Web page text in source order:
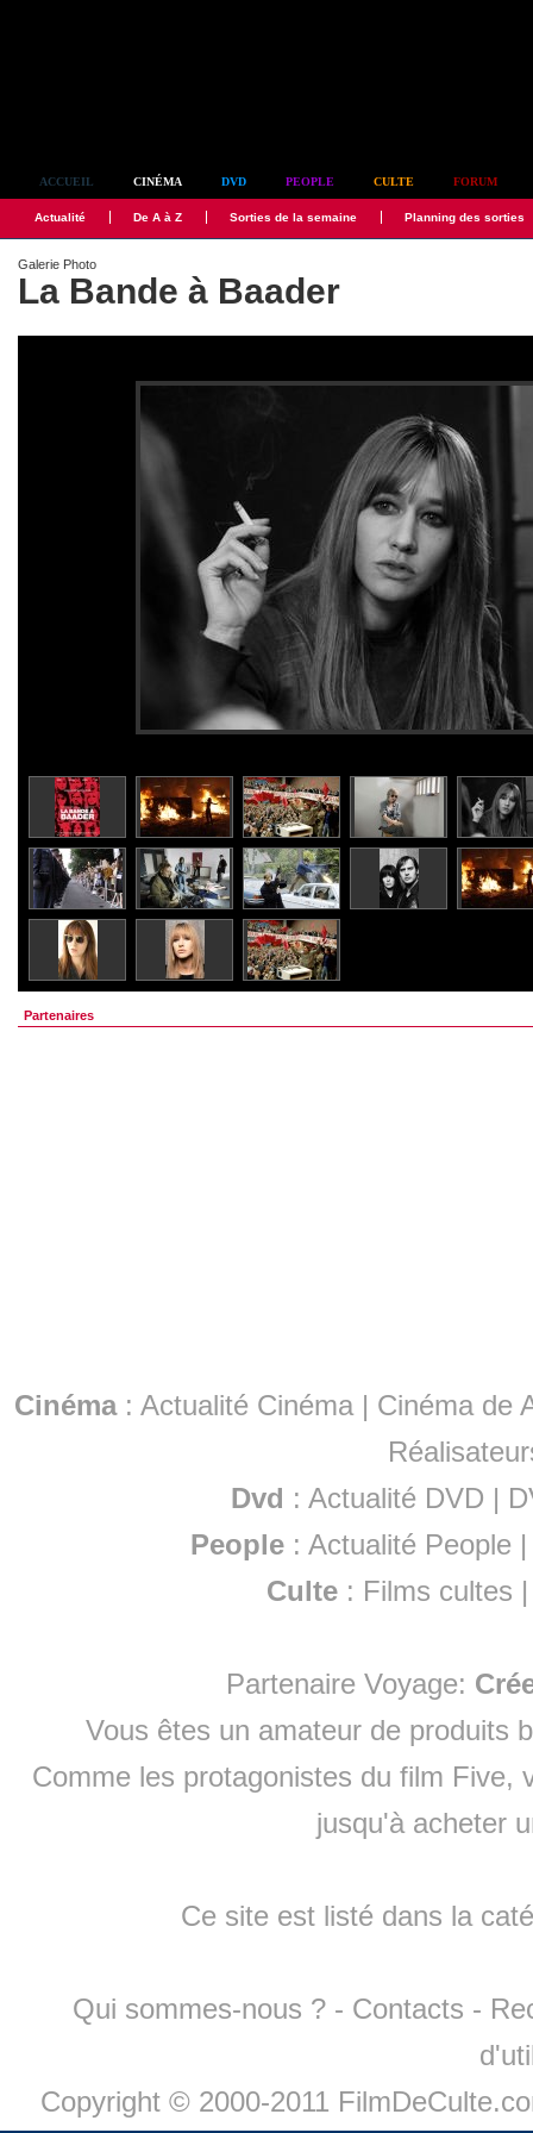
ACCUEIL CINÉMA DVD PEOPLE CULTE FORUM
Actualité De A à Z Sorties de la semaine Planning des sorties
Galerie Photo
La Bande à Baader
Partenaires
Cinéma: Actualité Cinéma | Cinéma de
Dvd : Actualité DVD |
People :Actualité People
Culte : Films cultes
Partenaire Voyage:
Vous êtes un amateur de produits
Comme les protagonistes du film Five,
jusqu'à acheter
Ce site est listé dans la
Qui sommes-nous ? - Contacts -
Copyright © 2000-2011